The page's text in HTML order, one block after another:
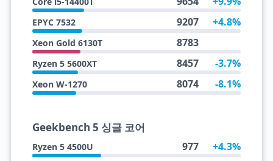
EPYC 7532 9207 +4.8%
Xeon Gold 6130T 8783
Ryzen 5 5600XT 8457 -3.7%
Xeon W-1270 8074 -8.1%
Geekbench 5 싱글 코어
Ryzen 5 4500U 977 +4.3%